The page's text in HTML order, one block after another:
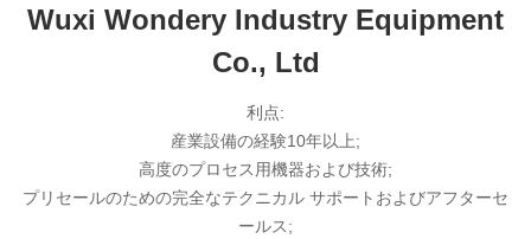
Wuxi Wondery Industry Equipment
Co., Ltd
利点:
産業設備の経験10年以上;
高度のプロセス用機器および技術;
プリセールのための完全なテクニカル サポートおよびアフターセ
ールス;